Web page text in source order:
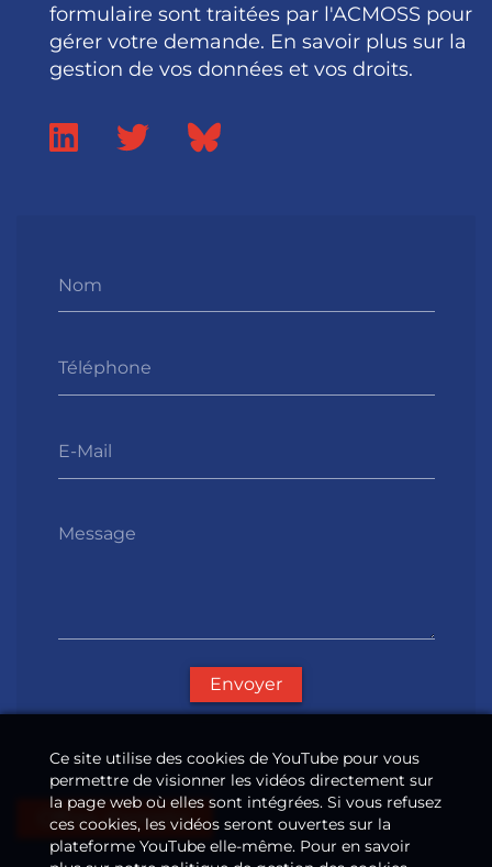
Nom
Téléphone
E-Mail
Message
Envoyer
formulaire sont traitées par l'ACMOSS pour
gérer votre demande. En savoir plus sur la
gestion de vos données et vos droits.
Offres d'emploi
Ce site utilise des cookies de YouTube pour vous
permettre de visionner les vidéos directement sur
la page web où elles sont intégrées. Si vous refusez
ces cookies, les vidéos seront ouvertes sur la
plateforme YouTube elle-même. Pour en savoir